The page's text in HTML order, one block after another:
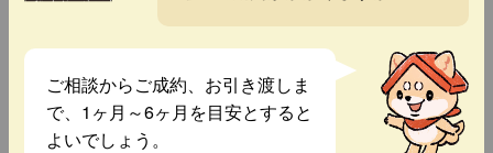
ご相談からご成約、お引き渡しま
で、1ヶ月～6ヶ月を目安とすると
よいでしょう。